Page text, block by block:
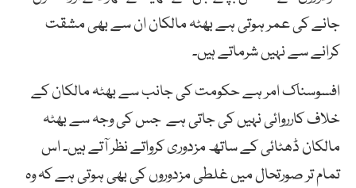
جانے کی عمر ہوتی ہے بھٹہ مالکان ان سے بھی مشقت
کرانے سے نہیں شرماتے ہیں۔
افسوسناک امر ہے حکومت کی جانب سے بھٹہ مالکان کے
خلاف کارروائی نہیں کی جاتی ہے جس کی وجہ سے بھٹہ
مالکان ڈھٹائی کے ساتھ مزدوری کرواتے نظر آتے ہیں۔ اس
تمام تر صورتحال میں غلطی مزدوروں کی بھی ہوتی ہے کہ وہ